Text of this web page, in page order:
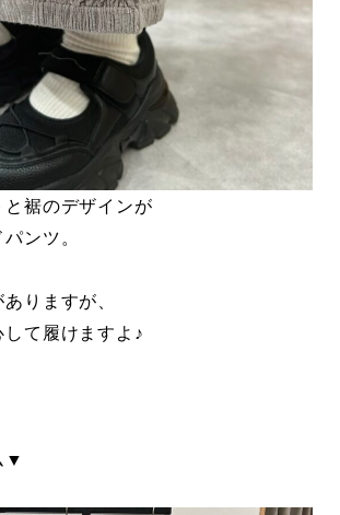
裾のデザインが
ンツ。
りますが、
て履けますよ♪
▼